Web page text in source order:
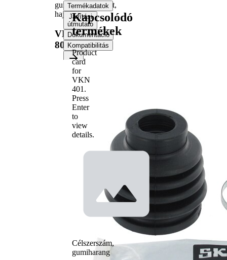
gumiharangkészlet,
hajtótengely
VKJP
8045
Termékadatok
Javítási
útmutató
Dokumentáció
Kompatibilitás
Termékinformáció
Tulajdon
Magasság
Belső
átmérő 1
Belső
mm
Kapcsolódó
termékek
Product
card
for
VKN
401 .
Press
Enter
to
view
details.
Célszerszám,
gumiharang